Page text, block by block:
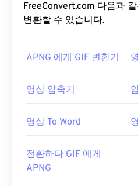
FreeConvert.com 다음과
변환할 수 있습니다.
APNG 에게 GIF 변환기
영상 압축기
영상 To Word
전환하다 GIF 에게
APNG